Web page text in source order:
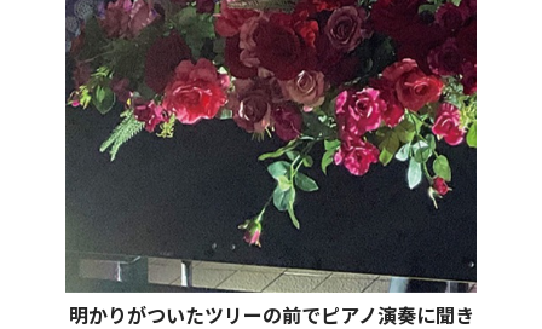
明かりがついたツリーの前でピアノ演奏に聞き